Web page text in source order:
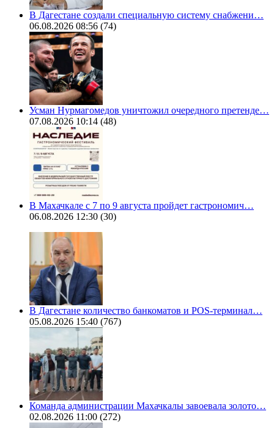
В Дагестане создали специальную систему снабжени…
06.08.2026 08:56 (74)
Усман Нурмагомедов уничтожил очередного претенде…
07.08.2026 10:14 (48)
В Махачкале с 7 по 9 августа пройдет гастрономич…
06.08.2026 12:30 (30)
В Дагестане количество банкоматов и POS-терминал…
05.08.2026 15:40 (767)
Команда администрации Махачкалы завоевала золото…
02.08.2026 11:00 (272)